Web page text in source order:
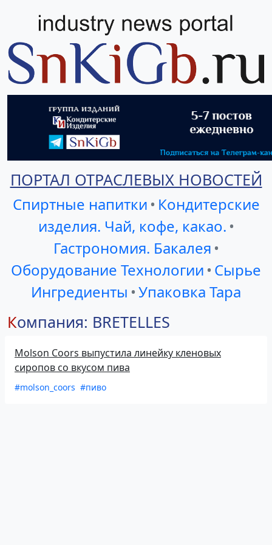
ПОРТАЛ ОТРАСЛЕВЫХ НОВОСТЕЙ
Спиртные напитки • Кондитерские
изделия. Чай, кофе, какао. •
Гастрономия. Бакалея •
Оборудование Технологии • Сырье
Ингредиенты •Упаковка Тара
Компания: BRETELLES
Molson Coors выпустила линейку кленовых
сиропов со вкусом пива
#molson_coors #пиво